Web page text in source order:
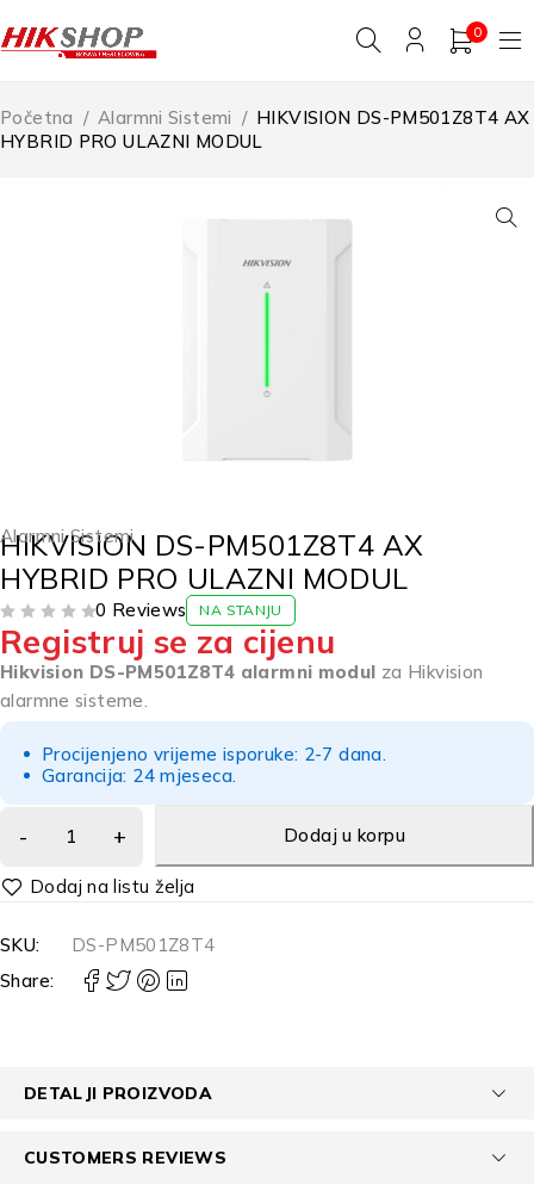
0
Početna / Alarmni Sistemi / HIKVISION DS-PM501Z8T4 AX
HYBRID PRO ULAZNI MODUL
Alarmni Sistemi
HIKVISION DS-PM501Z8T4 AX
HYBRID PRO ULAZNI MODUL
0 Reviews NA STANJU
Registruj se za cijenu
Hikvision DS-PM501Z8T4 alarmni modul za Hikvision
alarmne sisteme.
Procijenjeno vrijeme isporuke: 2-7 dana.
Garancija: 24 mjeseca.
Dodaj u korpu
Alternative:
SKU:
DS-PM501Z8T4
Share:
DETALJI PROIZVODA
CUSTOMERS REVIEWS